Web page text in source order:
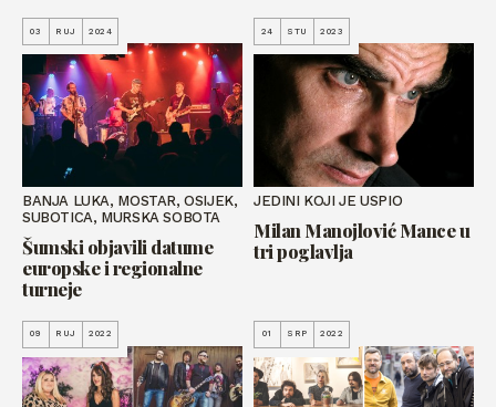
03 RUJ 2024
BANJA LUKA, MOSTAR, OSIJEK,
SUBOTICA, MURSKA SOBOTA
Šumski objavili datume
europske i regionalne
turneje
24 STU 2023
JEDINI KOJI JE USPIO
Milan Manojlović Mance u
tri poglavlja
09 RUJ 2022 01 SRP 2022